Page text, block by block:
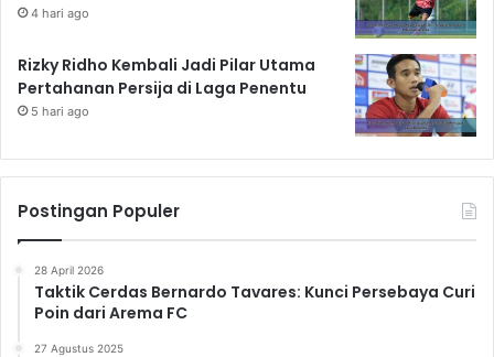
4 hari ago
Rizky Ridho Kembali Jadi Pilar Utama
Pertahanan Persija di Laga Penentu
5 hari ago
Postingan Populer
28 April 2026
Taktik Cerdas Bernardo Tavares: Kunci Persebaya Curi
Poin dari Arema FC
27 Agustus 2025